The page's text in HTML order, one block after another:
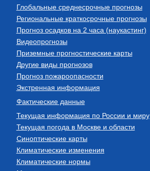
Глобальные среднесрочные прогнозы
Региональные краткосрочные прогнозы
Прогноз осадков на 2 часа (наукастинг)
Видеопрогнозы
Приземные прогностические карты
Другие виды прогнозов
Прогноз пожароопасности
Экстренная информация
Фактические данные
Текущая информация по России и миру
Текущая погода в Москве и области
Синоптические карты
Климатические изменения
Климатические нормы